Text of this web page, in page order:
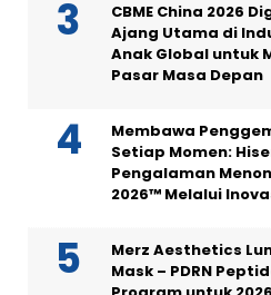
CBME China 2026
Ajang Utama di
Anak Global untuk
Pasar Masa Depan
Membawa
Setiap Momen:
Pengalaman
2026™ Melalui
Merz Aesthetics
Mask – PDRN